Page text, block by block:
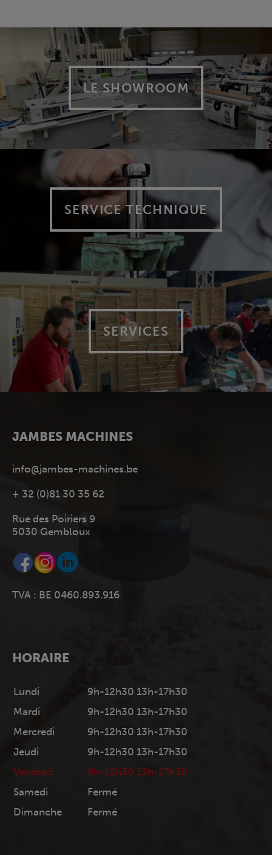
LE SHOWROOM
SERVICE TECHNIQUE
SERVICES
JAMBES MACHINES
info@jambes-machines.be
+ 32 (0)81 30 35 62
Rue des Poiriers 9
5030 Gembloux
TVA : BE 0460.893.916
HORAIRE
Lundi
9h-12h30 13h-17h30
Mardi
9h-12h30 13h-17h30
Mercredi
9h-12h30 13h-17h30
Jeudi
9h-12h30 13h-17h30
Vendredi
9h-12h30 13h-17h30
Samedi
Fermé
Dimanche
Fermé